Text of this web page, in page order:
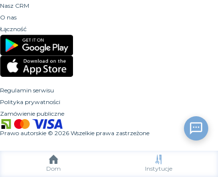
Dom Instytucje
Nasz CRM
O nas
Łączność
Regulamin serwisu
Polityka prywatności
Zamówienie publiczne
Prawo autorskie © 2026 Wszelkie prawa zastrzeżone